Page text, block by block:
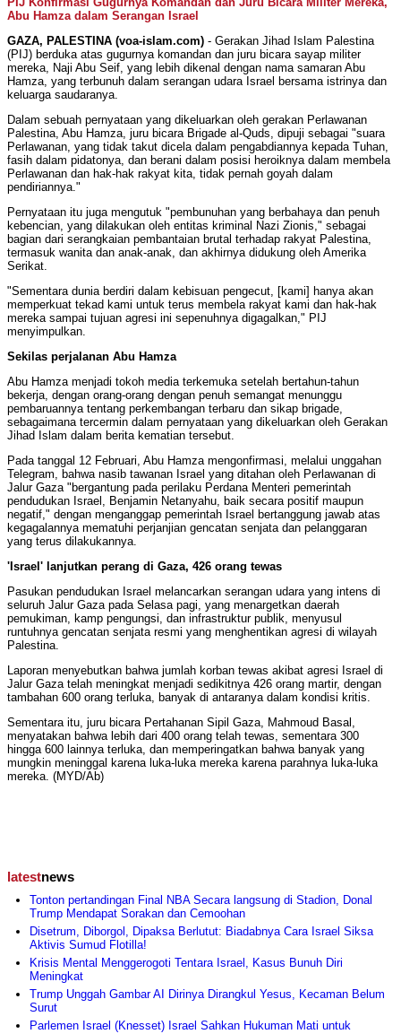
Abu Hamza dalam Serangan Israel
GAZA, PALESTINA (voa-islam.com) - Gerakan Jihad Islam Palestina
(PIJ) berduka atas gugurnya komandan dan juru bicara sayap militer
mereka, Naji Abu Seif, yang lebih dikenal dengan nama samaran Abu
Hamza, yang terbunuh dalam serangan udara Israel bersama istrinya dan
keluarga saudaranya.
Dalam sebuah pernyataan yang dikeluarkan oleh gerakan Perlawanan
Palestina, Abu Hamza, juru bicara Brigade al-Quds, dipuji sebagai "suara
Perlawanan, yang tidak takut dicela dalam pengabdiannya kepada Tuhan,
fasih dalam pidatonya, dan berani dalam posisi heroiknya dalam membela
Perlawanan dan hak-hak rakyat kita, tidak pernah goyah dalam
pendiriannya."
Pernyataan itu juga mengutuk "pembunuhan yang berbahaya dan penuh
kebencian, yang dilakukan oleh entitas kriminal Nazi Zionis," sebagai
bagian dari serangkaian pembantaian brutal terhadap rakyat Palestina,
termasuk wanita dan anak-anak, dan akhirnya didukung oleh Amerika
Serikat.
"Sementara dunia berdiri dalam kebisuan pengecut, [kami] hanya akan
memperkuat tekad kami untuk terus membela rakyat kami dan hak-hak
mereka sampai tujuan agresi ini sepenuhnya digagalkan," PIJ
menyimpulkan.
Sekilas perjalanan Abu Hamza
Abu Hamza menjadi tokoh media terkemuka setelah bertahun-tahun
bekerja, dengan orang-orang dengan penuh semangat menunggu
pembaruannya tentang perkembangan terbaru dan sikap brigade,
sebagaimana tercermin dalam pernyataan yang dikeluarkan oleh Gerakan
Jihad Islam dalam berita kematian tersebut.
Pada tanggal 12 Februari, Abu Hamza mengonfirmasi, melalui unggahan
Telegram, bahwa nasib tawanan Israel yang ditahan oleh Perlawanan di
Jalur Gaza "bergantung pada perilaku Perdana Menteri pemerintah
pendudukan Israel, Benjamin Netanyahu, baik secara positif maupun
negatif," dengan menganggap pemerintah Israel bertanggung jawab atas
kegagalannya mematuhi perjanjian gencatan senjata dan pelanggaran
yang terus dilakukannya.
'Israel' lanjutkan perang di Gaza, 426 orang tewas
Pasukan pendudukan Israel melancarkan serangan udara yang intens di
seluruh Jalur Gaza pada Selasa pagi, yang menargetkan daerah
pemukiman, kamp pengungsi, dan infrastruktur publik, menyusul
runtuhnya gencatan senjata resmi yang menghentikan agresi di wilayah
Palestina.
Laporan menyebutkan bahwa jumlah korban tewas akibat agresi Israel di
Jalur Gaza telah meningkat menjadi sedikitnya 426 orang martir, dengan
tambahan 600 orang terluka, banyak di antaranya dalam kondisi kritis.
Sementara itu, juru bicara Pertahanan Sipil Gaza, Mahmoud Basal,
menyatakan bahwa lebih dari 400 orang telah tewas, sementara 300
hingga 600 lainnya terluka, dan memperingatkan bahwa banyak yang
mungkin meninggal karena luka-luka mereka karena parahnya luka-luka
mereka. (MYD/Ab)
latestnews
Tonton pertandingan Final NBA Secara langsung di Stadion, Donal
Trump Mendapat Sorakan dan Cemoohan
Disetrum, Diborgol, Dipaksa Berlutut: Biadabnya Cara Israel Siksa
Aktivis Sumud Flotilla!
Krisis Mental Menggerogoti Tentara Israel, Kasus Bunuh Diri
Meningkat
Trump Unggah Gambar AI Dirinya Dirangkul Yesus, Kecaman Belum
Surut
Parlemen Israel (Knesset) Israel Sahkan Hukuman Mati untuk